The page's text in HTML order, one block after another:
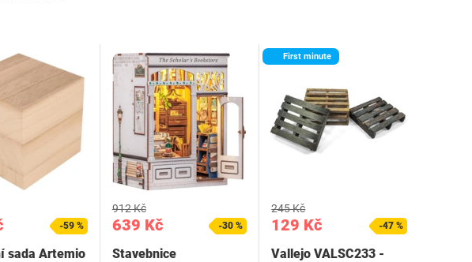
-59 %
sada Artemio
639 Kč
912 Kč
-30 %
Stavebnice
First minute
129 Kč
245 Kč
-47 %
Vallejo VALSC233 -